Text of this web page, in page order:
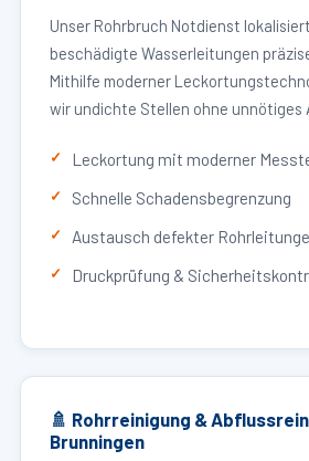
Unser Rohrbruch Notdienst
beschädigte Wasserleitungen
Mithilfe moderner
wir undichte Stellen ohne unnötiges
Leckortung mit moderner
Schnelle Schadensbegrenzung
Austausch defekter
Druckprüfung &
🚿 Rohrreinigung &
Brunningen